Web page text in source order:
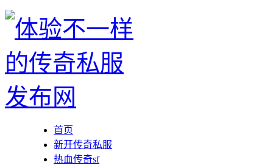
首页
新开传奇私服
热血传奇sf